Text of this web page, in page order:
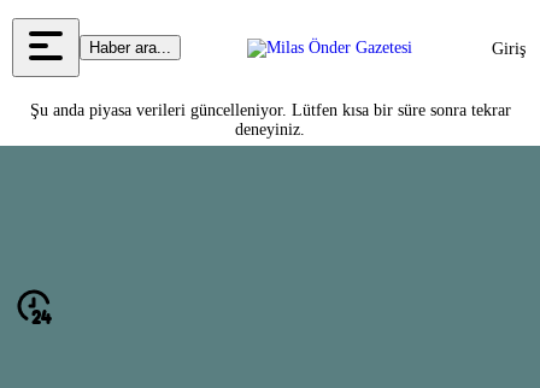
Haber ara... Giriş
Şu anda piyasa verileri güncelleniyor. Lütfen kısa bir süre sonra tekrar
deneyiniz.